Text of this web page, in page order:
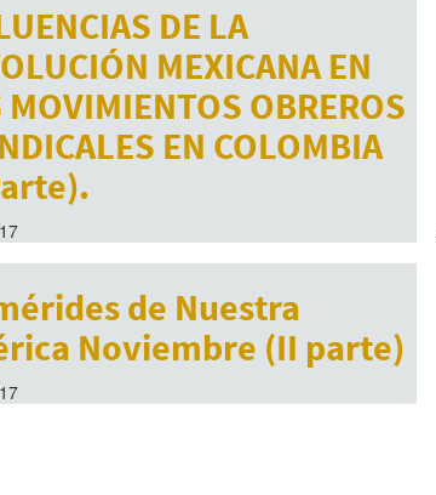
DE LA
MEXICANA EN
MOVIMIENTOS OBREROS
EN COLOMBIA
de Nuestra
Noviembre (II parte)